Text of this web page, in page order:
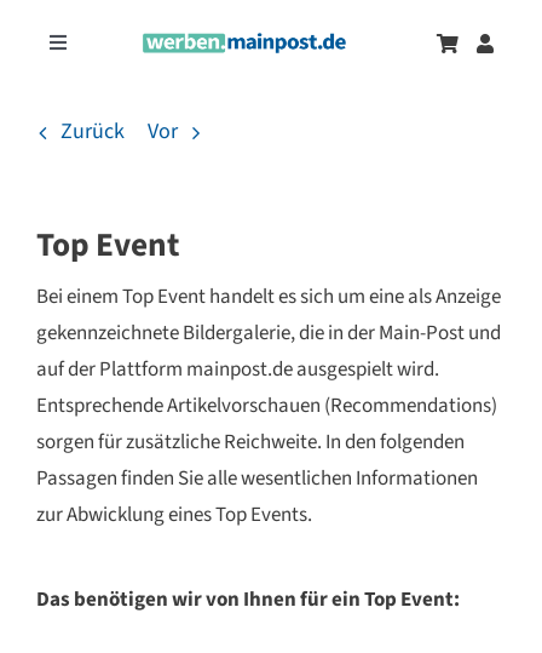
InhaltToggle
Onlinewerbung
Zurück Vor
Top Event
Bei einem Top Event handelt es sich um eine als Anzeige
gekennzeichnete Bildergalerie, die in der Main-Post und
auf der Plattform mainpost.de ausgespielt wird.
Entsprechende Artikelvorschauen (Recommendations)
sorgen für zusätzliche Reichweite. In den folgenden
Passagen finden Sie alle wesentlichen Informationen
zur Abwicklung eines Top Events.
Das benötigen wir von Ihnen für ein Top Event: